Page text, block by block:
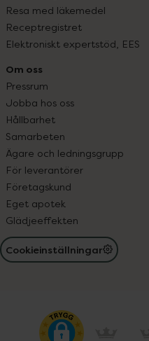
Resa med läkemedel
Receptregistret
Elektroniskt expertstöd, EES
Om oss
Pressrum
Jobba hos oss
Hållbarhet
Samarbeten
Ägare och ledningsgrupp
För leverantörer
Företagskund
Eget apotek
Glädjeeffekten
Cookieinställningar